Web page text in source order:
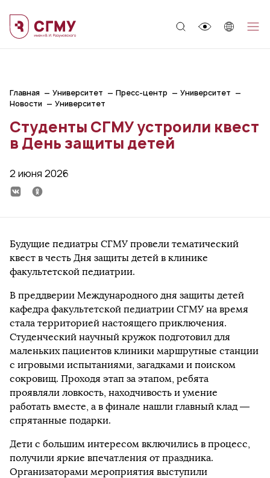
Главная Университет Пресс-центр
Университет
Новости
Университет
Студенты СГМУ устроили квест
в День защиты детей
2 июня 2026
Будущие педиатры СГМУ провели тематический
квест в честь Дня защиты детей в клинике
факультетской педиатрии.
В преддверии Международного дня защиты детей
кафедра факультетской педиатрии СГМУ на время
стала территорией настоящего приключения.
Студенческий научный кружок подготовил для
маленьких пациентов клиники маршрутные станции
с игровыми испытаниями, загадками и поиском
сокровищ. Проходя этап за этапом, ребята
проявляли ловкость, находчивость и умение
работать вместе, а в финале нашли главный клад —
спрятанные подарки.
Дети с большим интересом включились в процесс,
получили яркие впечатления от праздника.
Организаторами мероприятия выступили